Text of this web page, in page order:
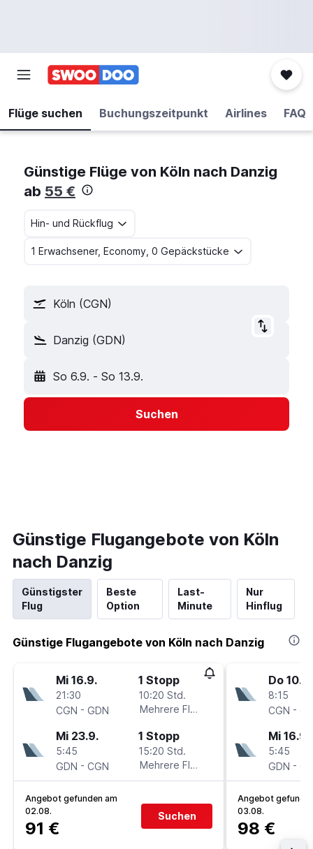
Flüge suchen Buchungszeitpunkt Airlines FAQ
Günstige Flüge von Köln nach Danzig
ab 55 €
Hin- und Rückflug
1 Erwachsener, Economy, 0 Gepäckstücke
Köln (CGN)
Danzig (GDN)
So 6.9. - So 13.9.
Suchen
Günstige Flugangebote von Köln
nach Danzig
Günstigster
Flug
Beste
Option
Last-
Minute
Nur
Hinflug
Günstige Flugangebote von Köln nach Danzig
Mi 16.9.
21:30
CGN - GDN
1 Stopp
10:20 Std.
Mehrere Fluglinien
Mi 23.9.
5:45
GDN - CGN
1 Stopp
15:20 Std.
Mehrere Fluglinien
Angebot gefunden am
02.08.
91 €
Suchen
Do 10.9.
8:15
CGN -
Mi 16.9.
5:45
GDN -
Angebot
03.08.
98 €